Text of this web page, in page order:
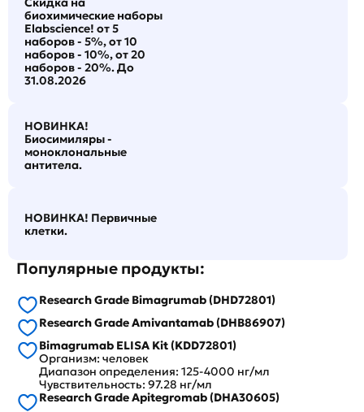
биохимические наборы
Elabscience! от 5
наборов - 5%, от 10
наборов - 10%, от 20
наборов - 20%. До
31.08.2026
НОВИНКА!
Биосимиляры -
моноклональные
антитела.
НОВИНКА! Первичные
клетки.
Популярные продукты:
Research Grade Bimagrumab (DHD72801)
Research Grade Amivantamab (DHB86907)
Bimagrumab ELISA Kit (KDD72801)
Организм: человек
Диапазон определения: 125-4000 нг/мл
Чувствительность: 97.28 нг/мл
Research Grade Apitegromab (DHA30605)